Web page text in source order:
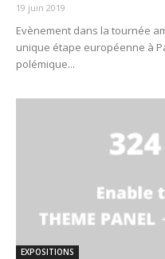
19 juin 2019
Evènement dans la tournée
unique étape européenne à
polémique...
EXPOSITIONS